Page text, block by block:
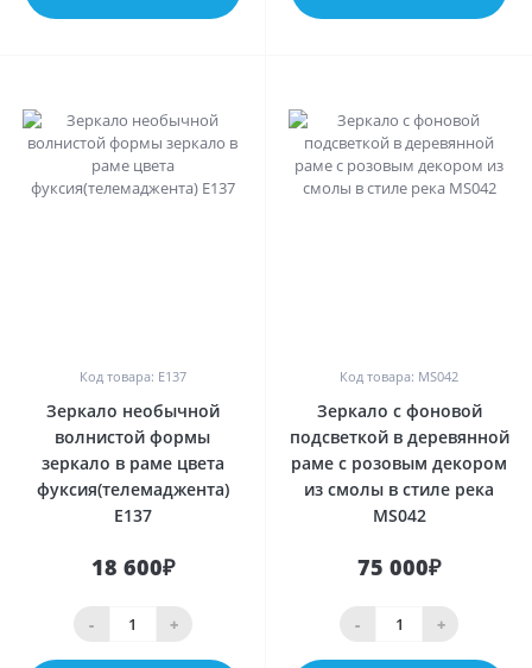
Код товара: E137
Зеркало необычной
волнистой формы
зеркало в раме цвета
фуксия(телемаджента)
E137
18 600₽
- +
Код товара: MS042
Зеркало с фоновой
подсветкой в деревянной
раме с розовым декором
из смолы в стиле река
MS042
75 000₽
- +